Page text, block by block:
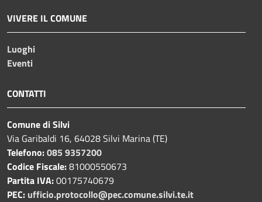
VIVERE IL COMUNE
Luoghi
Eventi
CONTATTI
Comune di Silvi
Via Garibaldi 16, 64028 Silvi Marina (TE)
Telefono:085 9357200
Codice Fiscale:81000550673
Partita IVA:00175740679
PEC: ufficio.protocollo@pec.comune.silvi.te.it